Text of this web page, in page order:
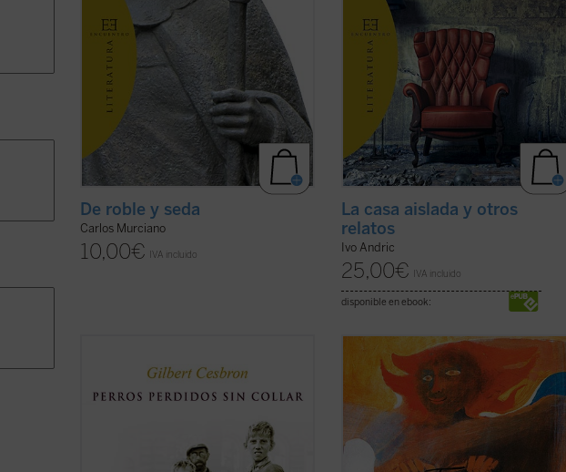
De roble y seda
Carlos Murciano
10,00€ IVA incluido
La casa aislada y otros
relatos
Ivo Andric
25,00€ IVA incluido
disponible en ebook:
una generación de chicos huérfanos de la
Segunda Guerra Mundial o abandonados
de la posguerra han sido marginados por
la sociedad y recluidos en fríos y hostiles
Segunda y última entrega de la nunca
terminada trilogía sobre Asher Lev.
El niño protagonista de
Mi nombre es
Asher Lev
se ha convertido ya en un
afamado pintor que vive con su mujer y
sus hijos en el sur de Francia. Tras el ...
(ver ficha)